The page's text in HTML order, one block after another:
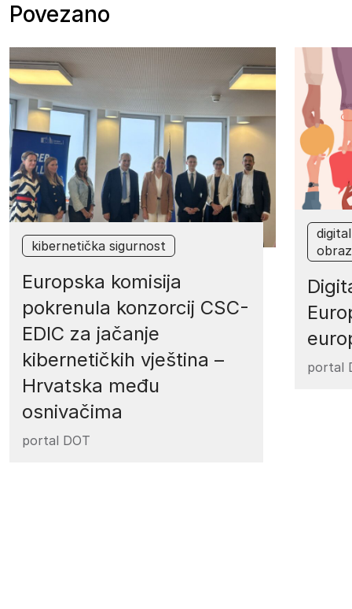
Povezano
kibernetička sigurnost
Europska komisija
pokrenula konzorcij CSC-
EDIC za jačanje
kibernetičkih vještina –
Hrvatska među
osnivačima
portal DOT
portal